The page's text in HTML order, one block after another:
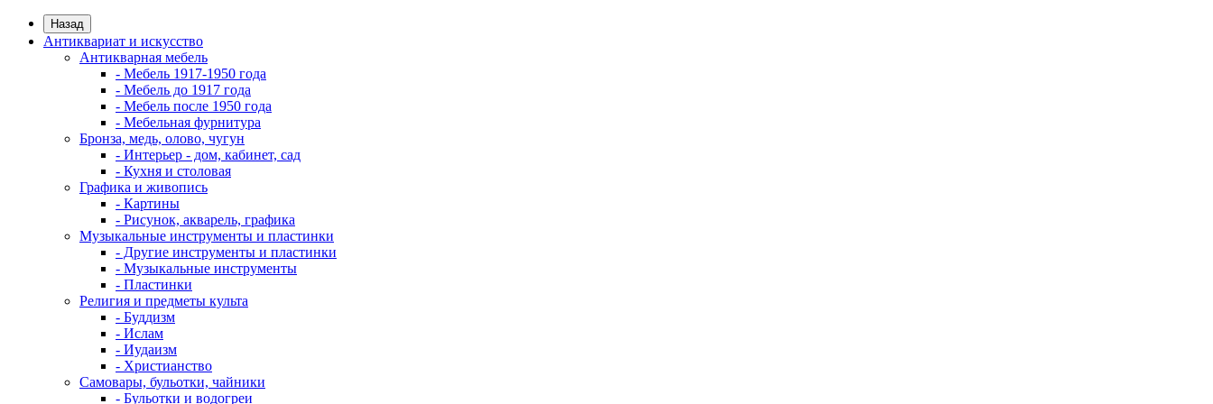
Назад
Антиквариат и искусство
Антикварная мебель
- Мебель 1917-1950 года
- Мебель до 1917 года
- Мебель после 1950 года
- Мебельная фурнитура
Бронза, медь, олово, чугун
- Интерьер - дом, кабинет, сад
- Кухня и столовая
Графика и живопись
- Картины
- Рисунок, акварель, графика
Музыкальные инструменты и пластинки
- Другие инструменты и пластинки
- Музыкальные инструменты
- Пластинки
Религия и предметы культа
- Буддизм
- Ислам
- Иудаизм
- Христианство
Самовары, бульотки, чайники
- Бульотки и водогреи